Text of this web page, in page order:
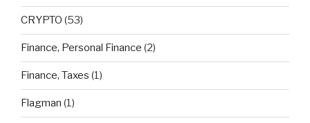
CRYPTO (53)
Finance, Personal Finance (2)
Finance, Taxes (1)
Flagman (1)